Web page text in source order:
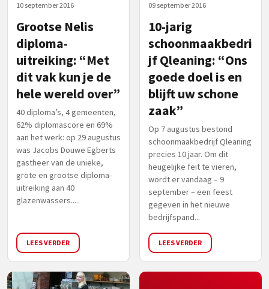
10 september 2016
Grootse Nelis
diploma-
uitreiking: “Met
dit vak kun je de
hele wereld over”
40 diploma’s, 4 gemeenten,
62% diplomascore en 69%
aan het werk: op 29 augustus
was Jacobs Douwe Egberts
gastheer van de unieke,
grote en grootse diploma-
uitreiking aan 40
glazenwassers....
LEES VERDER
09 september 2016
10-jarig
schoonmaakbedri
jf Qleaning: “Ons
goede doel is en
blijft uw schone
zaak”
Op 7 augustus bestond
schoonmaakbedrijf Qleaning
precies 10 jaar. Om dit
heugelijke feit te vieren,
wordt er vandaag – 9
september – een feest
gegeven in het nieuwe
bedrijfspand...
LEES VERDER